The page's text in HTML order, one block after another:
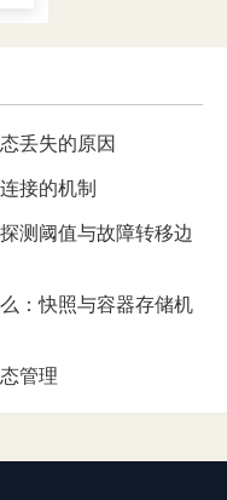
丢失的原因
接的机制
测阈值与故障转移边
：快照与容器存储机
管理